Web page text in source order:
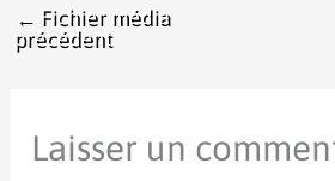
← Fichier média
précédent
Laisser un